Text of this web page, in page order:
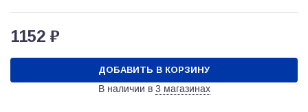
1152 ₽
ДОБАВИТЬ В КОРЗИНУ
В наличии в 3 магазинах